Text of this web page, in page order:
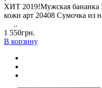
ХИТ 2019!Мужская бананка
кожи арт 20408 Сумочка из
..
1 550грн.
В корзину